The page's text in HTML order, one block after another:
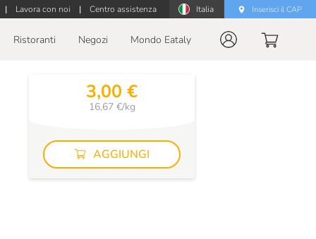
| Lavora con noi | Centro assistenza Italia Inserisci il CAP
Ristoranti Negozi Mondo Eataly
3,00 €
16,67 €/kg
AGGIUNGI